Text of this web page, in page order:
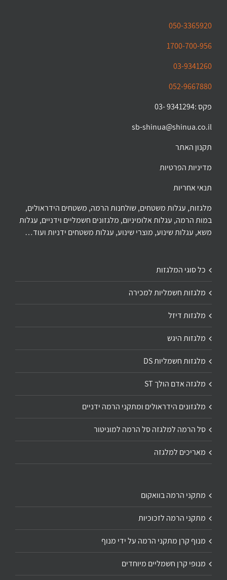
050-3365920
1700-700-956
03-9341260
052-9667880
פקס :9341294 -03
sb-shinua@shinua.co.il
תקנון האתר
מדיניות הפרטיות
תנאי אחריות
מלגזות, עגלות משטחים, שולחנות הרמה, משטחים הידראולים,
במות הרמה, עגלות אלומיניום, מלגזונים חשמליים וידניים, עגלות
משא, עגלות שינוע, מוצרי שינוע, עגלות משטחים ידניות ועוד…
כל סוגי המלגזות
מלגזות חשמליות למכירה
מלגזות דיזל
מלגזות היגש
מלגזות חשמליות DS
מלגזה אדם הולך ST
מלגזונים הידראולים ומתקני הרמה ידניים
סל הרמה למלגזה סל הרמה למוניטור
מאריכים למלגזה
מתקני הרמה בוואקום
מתקני הרמה לזכוכיות
מנוף קרן מתקני הרמה על ידי מנוף
מנופי קרן חשמליים מיוחדים